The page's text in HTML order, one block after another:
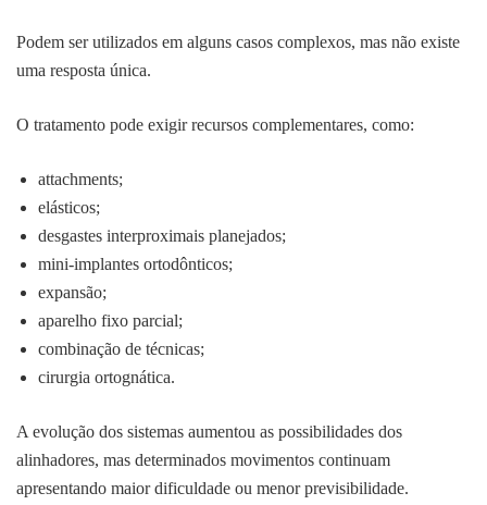
Podem ser utilizados em alguns casos complexos, mas não existe
uma resposta única.
O tratamento pode exigir recursos complementares, como:
attachments;
elásticos;
desgastes interproximais planejados;
mini-implantes ortodônticos;
expansão;
aparelho fixo parcial;
combinação de técnicas;
cirurgia ortognática.
A evolução dos sistemas aumentou as possibilidades dos
alinhadores, mas determinados movimentos continuam
apresentando maior dificuldade ou menor previsibilidade.